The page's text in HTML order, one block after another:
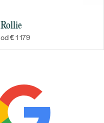
Rollie
od € 1 179